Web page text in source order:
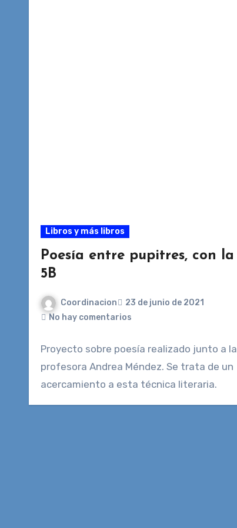
Libros y más libros
Poesía entre pupitres, con la
5B
Coordinacion
23 de junio de 2021
No hay comentarios
Proyecto sobre poesía realizado junto a la
profesora Andrea Méndez. Se trata de un
acercamiento a esta técnica literaria.